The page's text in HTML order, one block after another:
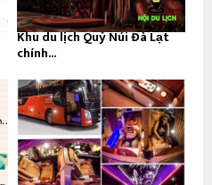
Khu du lịch Quỷ Núi Đà Lạt
chính...